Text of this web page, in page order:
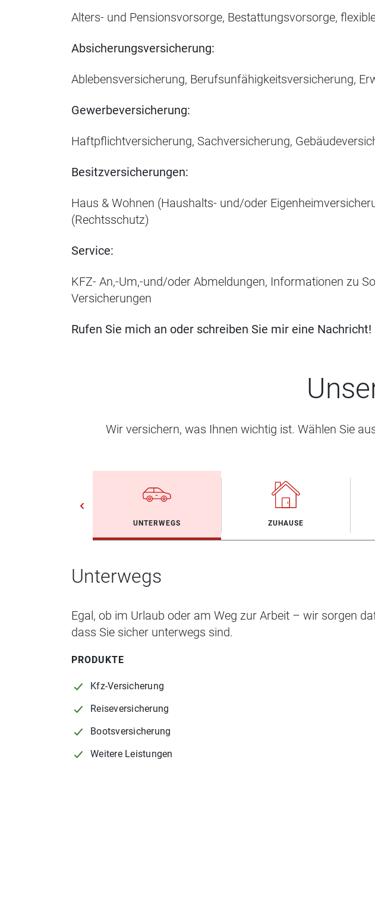
Alters- und Pensionsvorsorge, Bestattungsvorsorge,
Absicherungsversicherung:
Ablebensversicherung, Berufsunfähigkeitsversicherung,
Gewerbeversicherung:
Haftpflichtversicherung, Sachversicherung,
Besitzversicherungen:
Haus & Wohnen (Haushalts- und/oder
(Rechtsschutz)
Service:
KFZ- An,-Um,-und/oder Abmeldungen, Informationen zu
Versicherungen
Rufen Sie mich an oder schreiben Sie mir eine
Wir versichern, was Ihnen wichtig ist. Wählen Sie
UNTERWEGS ZUHAUSE
Unterwegs
Egal, ob im Urlaub oder am Weg zur Arbeit – wir sorgen
dass Sie sicher unterwegs sind.
PRODUKTE
Kfz-Versicherung
Reiseversicherung
Bootsversicherung
Weitere Leistungen